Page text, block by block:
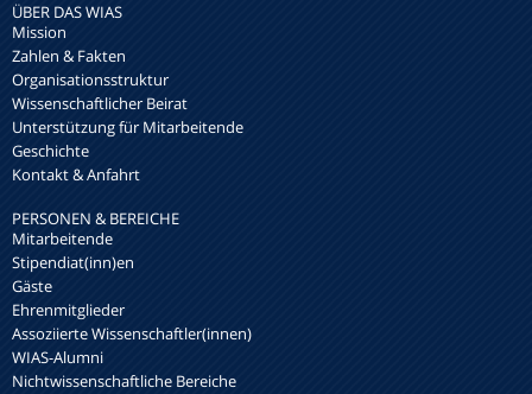
ÜBER DAS WIAS
Mission
Zahlen & Fakten
Organisationsstruktur
Wissenschaftlicher Beirat
Unterstützung für Mitarbeitende
Geschichte
Kontakt & Anfahrt
PERSONEN & BEREICHE
Mitarbeitende
Stipendiat(inn)en
Gäste
Ehrenmitglieder
Assoziierte Wissenschaftler(innen)
WIAS-Alumni
Nichtwissenschaftliche Bereiche